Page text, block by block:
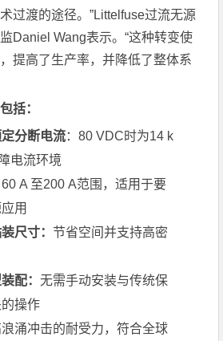
过渡的途径。”Littelfuse过流无源
Daniel Wang表示。“这种转变使
提高了生产率，并降低了整体系
括：
分断电流：80 VDC时为14 k
电流环境
60 A 至200 A范围，适用于要
用
尺寸： 节省空间并支持高密
配：无需手动安装与传统保
操作
浪涌冲击的耐受力，符合全球